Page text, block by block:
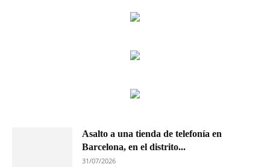
Asalto a una tienda de telefonía en
Barcelona, en el distrito...
31/07/2026